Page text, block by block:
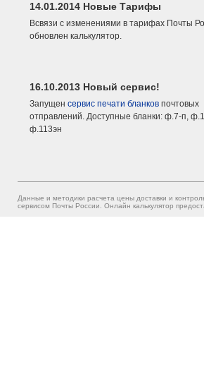
14.01.2014 Новые Тарифы
Всвязи с изменениями в тарифах Почты
обновлен калькулятор.
16.10.2013 Новый сервис!
Запущен сервис печати бланков почтовых
отправлений. Доступные бланки: ф.7-п,
ф.113эн
Данные и методики расчета цены доставки и
сервисом Почты России. Онлайн калькулятор